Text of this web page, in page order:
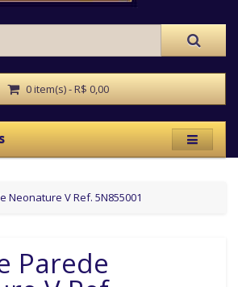
0 item(s) - R$ 0,00
Neonature V Ref. 5N855001
Parede